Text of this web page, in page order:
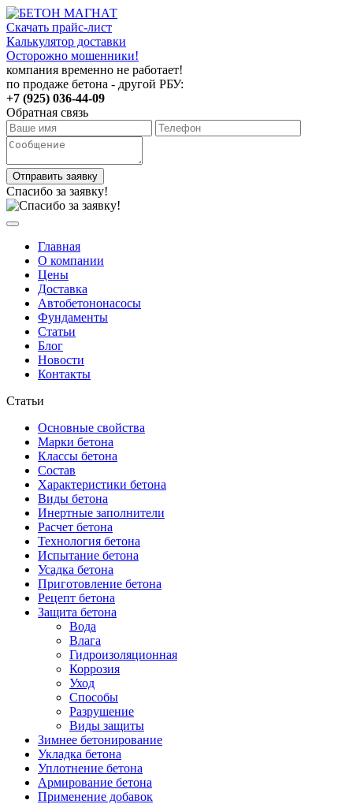
Скачать прайс-лист
Калькулятор доставки
Осторожно мошенники!
компания временно не работает!
по продаже бетона - другой РБУ:
+7 (925) 036-44-09
Обратная связь
Отправить заявку
Спасибо за заявку!
Главная
О компании
Цены
Доставка
Автобетононасосы
Фундаменты
Статьи
Блог
Новости
Контакты
Статьи
Основные свойства
Марки бетона
Классы бетона
Состав
Характеристики бетона
Виды бетона
Инертные заполнители
Расчет бетона
Технология бетона
Испытание бетона
Усадка бетона
Приготовление бетона
Рецепт бетона
Защита бетона
Вода
Влага
Гидроизоляционная
Коррозия
Уход
Способы
Разрушение
Виды защиты
Зимнее бетонирование
Укладка бетона
Уплотнение бетона
Армирование бетона
Применение добавок